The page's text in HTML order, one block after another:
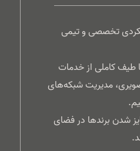
با رویکردی تخصصی و تیمی
طیف کاملی از خدمات
مدیریت شبکه‌های
شدن برندها در فضای